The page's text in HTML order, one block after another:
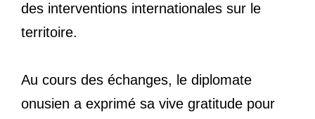
des interventions internationales sur le
territoire.
Au cours des échanges, le diplomate
onusien a exprimé sa vive gratitude pour